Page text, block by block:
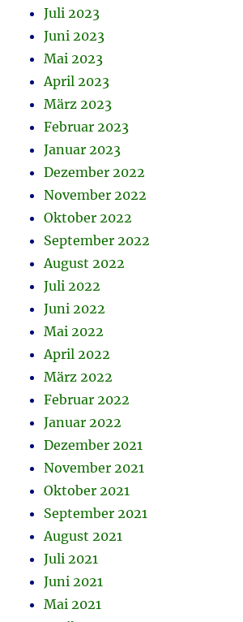
Juli 2023
Juni 2023
Mai 2023
April 2023
März 2023
Februar 2023
Januar 2023
Dezember 2022
November 2022
Oktober 2022
September 2022
August 2022
Juli 2022
Juni 2022
Mai 2022
April 2022
März 2022
Februar 2022
Januar 2022
Dezember 2021
November 2021
Oktober 2021
September 2021
August 2021
Juli 2021
Juni 2021
Mai 2021